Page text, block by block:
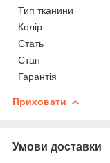
Тип тканини
Колір
Стать
Стан
Гарантія
Приховати
Умови доставки